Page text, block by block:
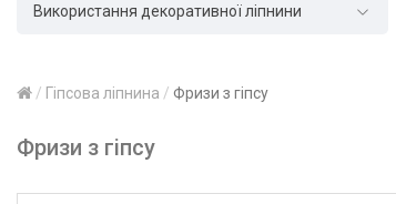
Використання декоративної ліпнини
Гіпсова ліпнина Фризи з гіпсу
Фризи з гіпсу